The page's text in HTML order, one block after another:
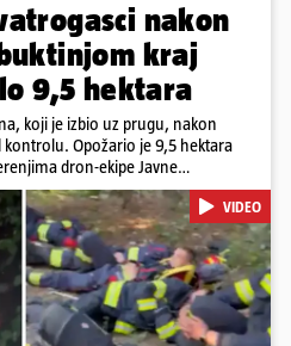
nakon
kraj
9,5 hektara
koji je izbio uz prugu, nakon
Opožario je 9,5 hektara
dron-ekipe Javne
Vatru je gasilo 55 ljudi sa 17
Situacija je i dalje ozbiljna zbog
od razbuktavanja. Zato ostaju i
VIDEO